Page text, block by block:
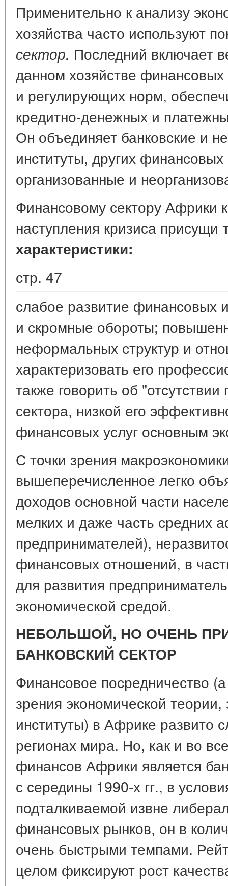
Применительно к анализу
хозяйства часто используют
сектор. Последний включает
данном хозяйстве финансовых
и регулирующих норм,
кредитно-денежных и
Он объединяет банковские и
институты, других
организованные и
Финансовому сектору Африки
наступления кризиса присущи
характеристики:
стр. 47
слабое развитие финансовых
и скромные обороты;
неформальных структур и
характеризовать его
также говорить об
сектора, низкой его
финансовых услуг основным
С точки зрения
вышеперечисленное легко
доходов основной части
мелких и даже часть средних
предпринимателей),
финансовых отношений, в
для развития
экономической средой.
НЕБОЛЬШОЙ, НО ОЧЕНЬ
БАНКОВСКИЙ СЕКТОР
Финансовое посредничество
зрения экономической
институты) в Африке развито
регионах мира. Но, как и во
финансов Африки является
с середины 1990-х гг., в
подталкиваемой извне
финансовых рынков, он в
очень быстрыми темпами.
целом фиксируют рост